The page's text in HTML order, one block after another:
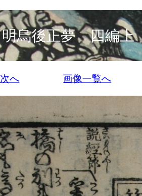
明烏後正夢 四編
次へ 画像一覧へ